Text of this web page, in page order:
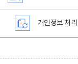
개인정보 처